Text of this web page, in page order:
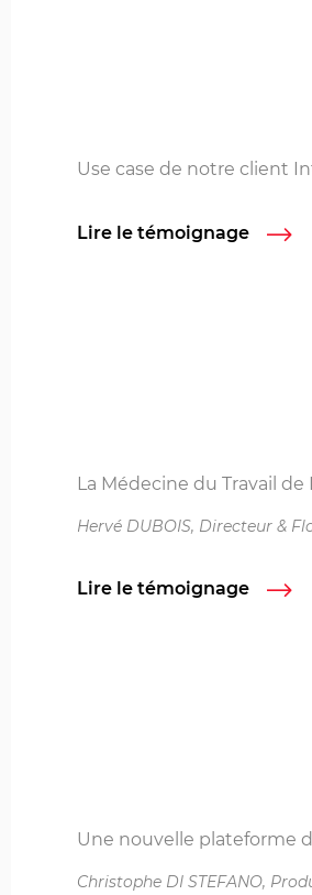
Use case de notre client
Lire le témoignage
La Médecine du Travail
Hervé DUBOIS, Directeur &
Lire le témoignage
Une nouvelle plateforme
Christophe DI STEFANO,